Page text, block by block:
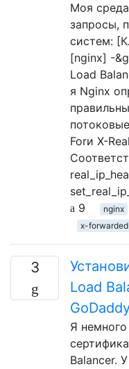
Моя
запросы,
систем:
[nginx] -
Load
я Nginx
Forи X-
9
nginx
x-
3
Load
Я немного
Balancer.